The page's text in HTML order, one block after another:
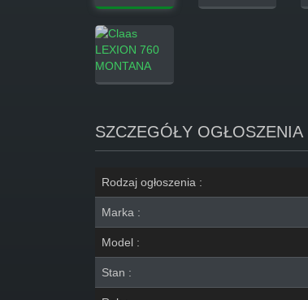
SZCZEGÓŁY OGŁOSZENIA
Rodzaj ogłoszenia :
Marka :
Model :
Stan :